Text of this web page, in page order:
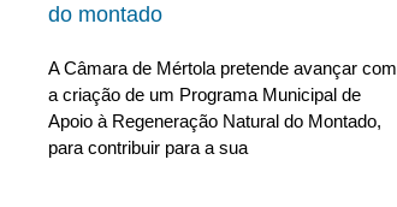
do montado
A Câmara de Mértola pretende avançar com
a criação de um Programa Municipal de
Apoio à Regeneração Natural do Montado,
para contribuir para a sua